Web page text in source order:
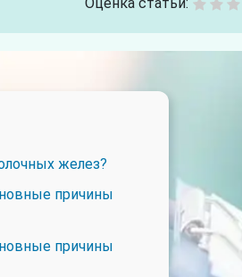
желез?
причины
причины